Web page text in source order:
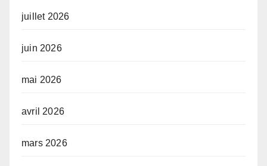
juillet 2026
juin 2026
mai 2026
avril 2026
mars 2026